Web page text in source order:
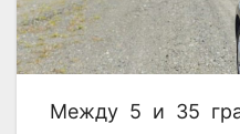
Между 5 и 35